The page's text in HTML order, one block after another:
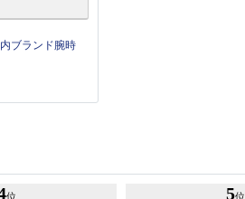
ブランド腕時
位 5位